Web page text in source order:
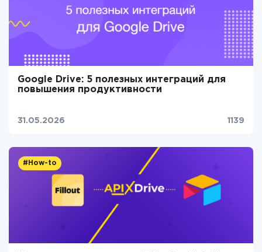
Google Drive: 5 полезных интеграций для
повышения продуктивности
31.05.2026 1139
#How-to